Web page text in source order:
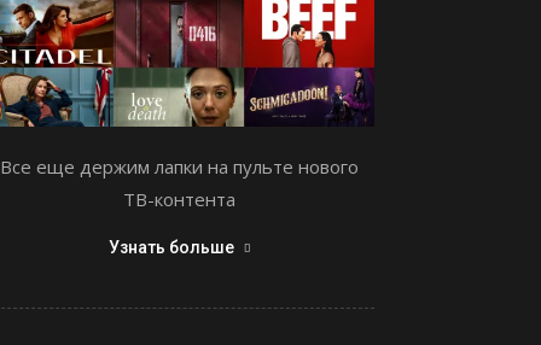
Все еще держим лапки на пульте нового
ТВ-контента
Узнать больше